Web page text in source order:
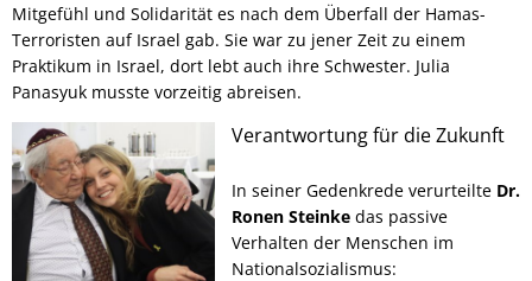
Mitgefühl und Solidarität es nach dem Überfall der Hamas-
Terroristen auf Israel gab. Sie war zu jener Zeit zu einem
Praktikum in Israel, dort lebt auch ihre Schwester. Julia
Panasyuk musste vorzeitig abreisen.
Verantwortung für die Zukunft
In seiner Gedenkrede verurteilte Dr.
Ronen Steinke das passive
Verhalten der Menschen im
Nationalsozialismus: